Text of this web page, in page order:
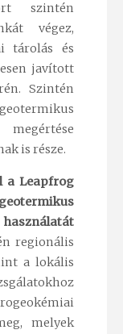
szintén
végez,
tárolás és
javított
Szintén
is része.
a Leapfrog
regionális
a lokális
melyek